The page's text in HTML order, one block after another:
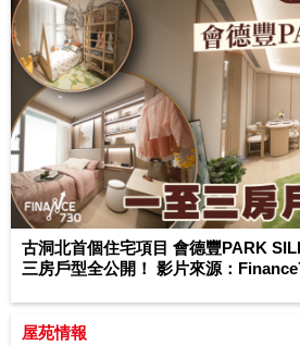
古洞北首個住宅項目 會德豐PARK
三房戶型全公開！ 影片來源：
屋苑情報